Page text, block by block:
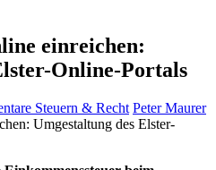
einreichen:
Online-Portals
Steuern & Recht Peter Maurer